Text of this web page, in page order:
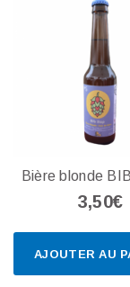
AJOUTER AU
Bière blonde
3,50€